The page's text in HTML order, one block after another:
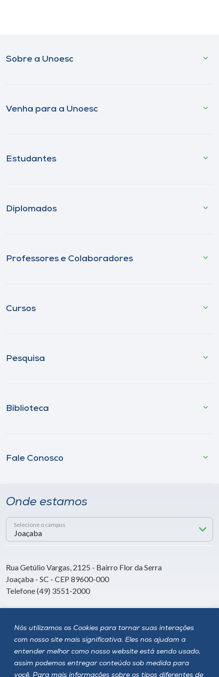
Nós utilizamos os Cookies para tornar suas interações
com nosso site mais significativa. Eles nos ajudam a
entender melhor como nosso website está sendo usado,
assim podemos entregar conteúdo sob medida para
você. Para mais informações sobre os tipos diferentes de
Sobre a Unoesc
Venha para a Unoesc
Estudantes
Diplomados
Professores e Colaboradores
Cursos
Pesquisa
Biblioteca
Fale Conosco
Onde estamos
Selecione o campus
Rua Getúlio Vargas, 2125 - Bairro Flor da Serra
Joaçaba - SC - CEP 89600-000
Telefone (49) 3551-2000
Siga a Unoesc